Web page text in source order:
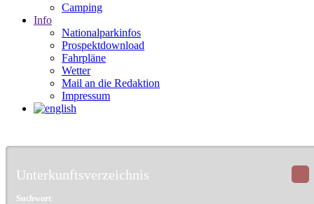
Camping
Info
Nationalparkinfos
Prospektdownload
Fahrpläne
Wetter
Mail an die Redaktion
Impressum
Unterkunftsverzeichnis
Suchwort: